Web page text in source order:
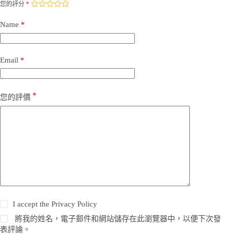
您的評分 *
Name *
Email *
您的評價 *
I accept thePrivacy Policy
將我的姓名，電子郵件和網站儲存在此瀏覽器中，以便下次發
表評論。